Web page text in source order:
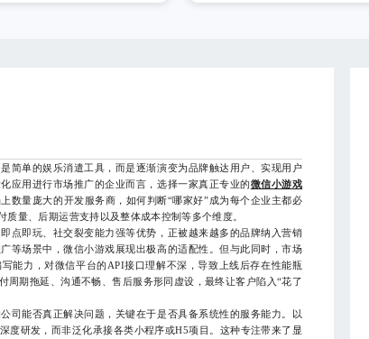
简单的娱乐消遣工具，而是逐渐演变为品牌触达用户、实现用户
应用进行市场推广的企业而言，选择一家真正专业的微信小游戏
数量庞大的开发服务商，如何判断“哪家好”成为每个企业主都必
量、后期运营支持以及整体成本控制等多个维度。
即玩、社交裂变能力强等优势，正被越来越多的品牌纳入营销
等场景中，微信小游戏展现出极高的适配性。但与此同时，市场
能力，对微信平台的API接口理解不深，导致上线后存在性能瓶
周期拖延、沟通不畅、售后服务形同虚设，最终让客户陷入“花了
能否真正解决问题，关键在于是否具备系统性的服务能力。以
度研发，而非泛化承接各类小程序或H5项目。这种专注带来了显